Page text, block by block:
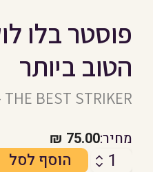
פוסטר בלו
הטוב ביותר
THE BEST STRIKER
מחיר:75.00
₪
כמות
הוסף לסל